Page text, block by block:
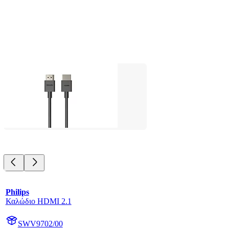
Philips
Καλώδιο HDMI 2.1
SWV9702/00